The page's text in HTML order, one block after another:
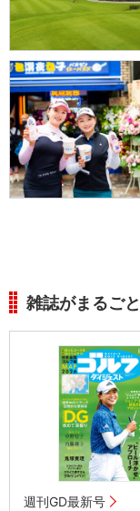
雑誌がまるご
週刊GD最新号